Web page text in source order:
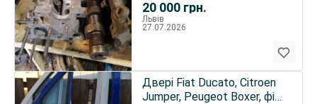
20 000 грн.
Львів
27.07.2026
Двері Fiat Ducato, Citroen
Jumper, Peugeot Boxer, фіат